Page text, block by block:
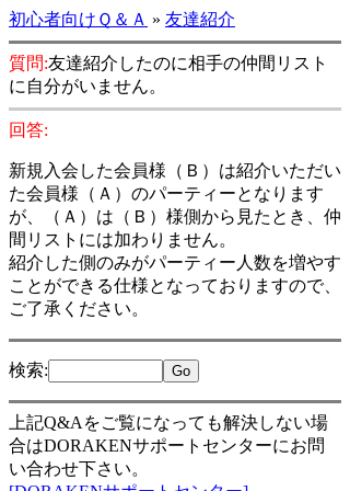
初心者向けＱ＆Ａ » 友達紹介
質問:友達紹介したのに相手の仲間リスト
に自分がいません。
回答:
新規入会した会員様（Ｂ）は紹介いただい
た会員様（Ａ）のパーティーとなります
が、（Ａ）は（Ｂ）様側から見たとき、仲
間リストには加わりません。
紹介した側のみがパーティー人数を増やす
ことができる仕様となっておりますので、
ご了承ください。
検索:
上記Q&Aをご覧になっても解決しない場
合はDORAKENサポートセンターにお問
い合わせ下さい。